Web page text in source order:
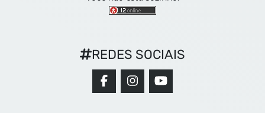
REDES SOCIAIS